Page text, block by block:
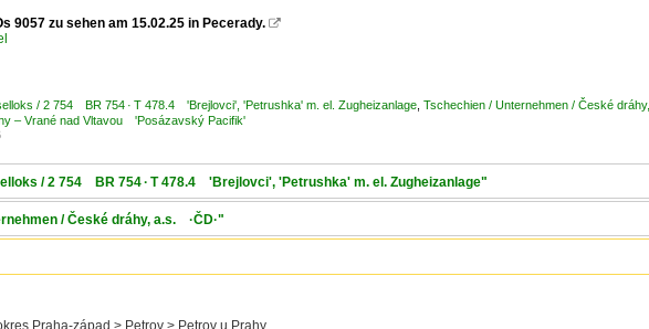
9057 zu sehen am 15.02.25 in Pecerady. 
/ 2 754 BR 754 · T 478.4 'Brejlovci', 'Petrushka' m. el. Zugheizanlage Tschechien / Unternehmen / České
– Vrané nad Vltavou 'Posázavský Pacifik'
/ 2 754 BR 754 · T 478.4 'Brejlovci', 'Petrushka' m. el. Zugheizanlage"
/ České dráhy, a.s. ·ČD·"
Praha-západ > Petrov > Petrov u Prahy